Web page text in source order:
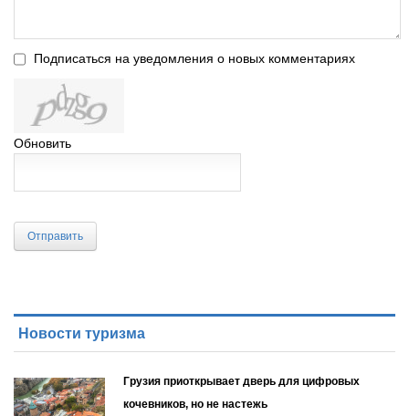
Подписаться на уведомления о новых комментариях
Обновить
Отправить
Новости туризма
Грузия приоткрывает дверь для цифровых
кочевников, но не настежь